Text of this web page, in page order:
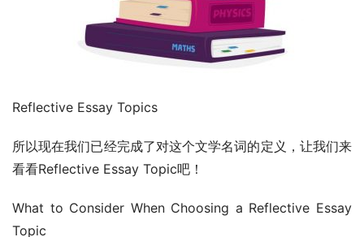
Reflective Essay Topics
所以现在我们已经完成了对这个文学名词的定义，让我们来
看看Reflective Essay Topic吧！
What to Consider When Choosing a Reflective Essay
Topic